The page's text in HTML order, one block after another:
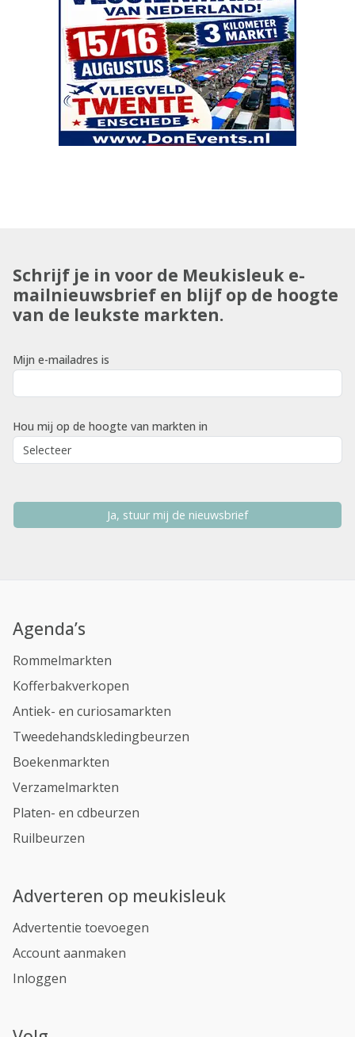
Schrijf je in voor de Meukisleuk e-
mailnieuwsbrief en blijf op de hoogte
van de leukste markten.
Mijn e-mailadres is
Hou mij op de hoogte van markten in
Ja, stuur mij de nieuwsbrief
Agenda’s
Rommelmarkten
Kofferbakverkopen
Antiek- en curiosamarkten
Tweedehandskledingbeurzen
Boekenmarkten
Verzamelmarkten
Platen- en cdbeurzen
Ruilbeurzen
Adverteren op meukisleuk
Advertentie toevoegen
Account aanmaken
Inloggen